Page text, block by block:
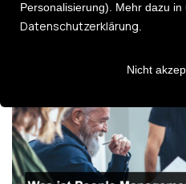
Consulting Services
AI Impact Modelling
Change Management
Über uns
Deutsch [DE]
English [EN]
Was ist People
Schritten zum Top-
Personalisierung). Mehr dazu in
Datenschutzerklärung
Nicht